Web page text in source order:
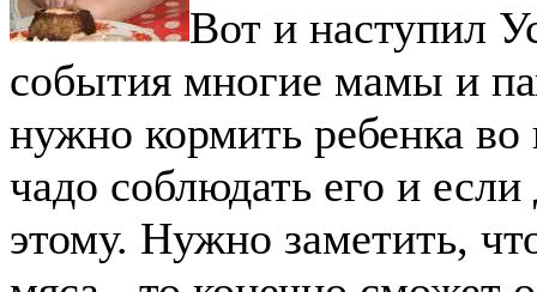
Вот и наступил
события многие мамы и
нужно кормить ребенка
чадо соблюдать его и
этому. Нужно заметить,